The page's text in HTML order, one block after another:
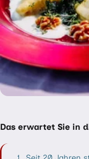
Das erwartet Sie in